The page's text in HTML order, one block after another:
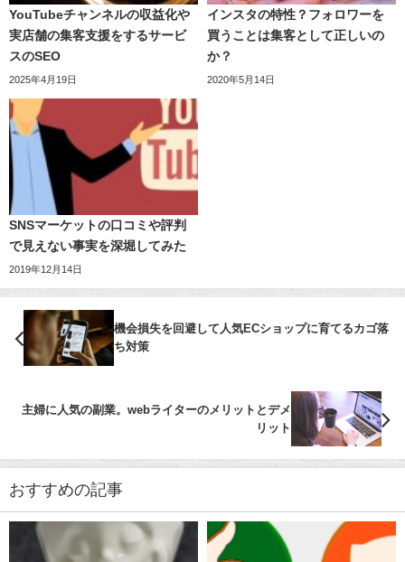
YouTubeチャンネルの収益化や
実店舗の集客支援をするサービ
スのSEO
2025年4月19日
インスタの特性？フォロワーを
買うことは集客として正しいの
か？
2020年5月14日
SNSマーケットの口コミや評判
で見えない事実を深堀してみた
2019年12月14日
機会損失を回避して人気ECショップに育てるカゴ落
ち対策
主婦に人気の副業。webライターのメリットとデメ
リット
おすすめの記事